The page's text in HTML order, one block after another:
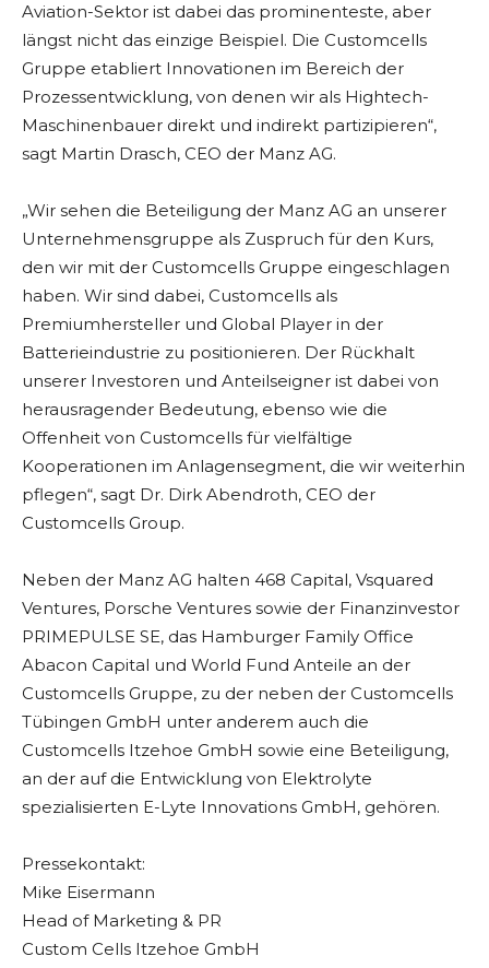
Aviation-Sektor ist dabei das prominenteste, aber
längst nicht das einzige Beispiel. Die Customcells
Gruppe etabliert Innovationen im Bereich der
Prozessentwicklung, von denen wir als Hightech-
Maschinenbauer direkt und indirekt partizipieren“,
sagt Martin Drasch, CEO der Manz AG.
„Wir sehen die Beteiligung der Manz AG an unserer
Unternehmensgruppe als Zuspruch für den Kurs,
den wir mit der Customcells Gruppe eingeschlagen
haben. Wir sind dabei, Customcells als
Premiumhersteller und Global Player in der
Batterieindustrie zu positionieren. Der Rückhalt
unserer Investoren und Anteilseigner ist dabei von
herausragender Bedeutung, ebenso wie die
Offenheit von Customcells für vielfältige
Kooperationen im Anlagensegment, die wir weiterhin
pflegen“, sagt Dr. Dirk Abendroth, CEO der
Customcells Group.
Neben der Manz AG halten 468 Capital, Vsquared
Ventures, Porsche Ventures sowie der Finanzinvestor
PRIMEPULSE SE, das Hamburger Family Office
Abacon Capital und World Fund Anteile an der
Customcells Gruppe, zu der neben der Customcells
Tübingen GmbH unter anderem auch die
Customcells Itzehoe GmbH sowie eine Beteiligung,
an der auf die Entwicklung von Elektrolyte
spezialisierten E-Lyte Innovations GmbH, gehören.
Pressekontakt:
Mike Eisermann
Head of Marketing & PR
Custom Cells Itzehoe GmbH